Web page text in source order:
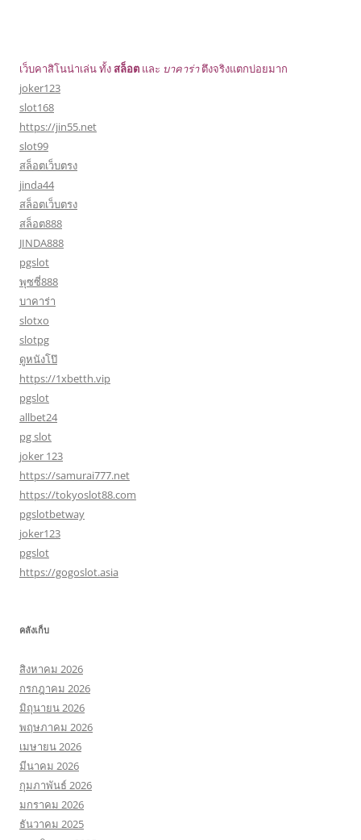
เว็บคาสิโนน่าเล่น ทั้งสล็อต และ บาคาร่าตึงจริงแตกบ่อยมาก
joker123
slot168
https://jin55.net
slot99
สล็อตเว็บตรง
jinda44
สล็อตเว็บตรง
สล็อต888
JINDA888
pgslot
พุซซี่888
บาคาร่า
slotxo
slotpg
ดูหนังโป๊
https://1xbetth.vip
pgslot
allbet24
pg slot
joker 123
https://samurai777.net
https://tokyoslot88.com
pgslotbetway
joker123
pgslot
https://gogoslot.asia
คลังเก็บ
สิงหาคม 2026
กรกฎาคม 2026
มิถุนายน 2026
พฤษภาคม 2026
เมษายน 2026
มีนาคม 2026
กุมภาพันธ์ 2026
มกราคม 2026
ธันวาคม 2025